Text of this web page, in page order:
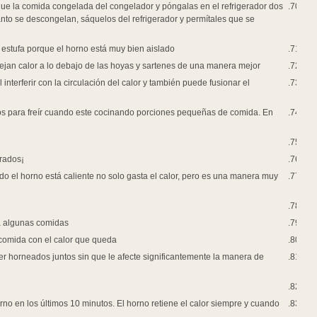
Usted puede ahorrar energía al planear el cocinar por adelantado
días por adelantado. Le ayudara al refrigerador a enfriarse mientras se
Es más barato el cocinar una comida entera en el horno que el usar
Mantenga los elementos de reflectores en la estufa brillantes y limpios.
No le ponga papel aluminio alrededor del horno. Eso puede reducir la
Considere el usar aparatos pequeños como los hornos de tostadores y los
Ollas de presión pueden reducir el tiempo de cocinar por más de un tercio.
Reorganicé los estantes del horno antes de que prenda el horno.
El usar un microondas puede significar un ahorro de energía de 50 hasta
Cuando usted limpia su horno de auto limpieza, hágalo después de
Varios platillos dentro de un rango de 25 grados en una temperatura para
No use su horno para calentar la cocina. No solo es caro y ineficiente, pero
Para la mayoría de las comidas que se tardan más de 45 minutos, usted